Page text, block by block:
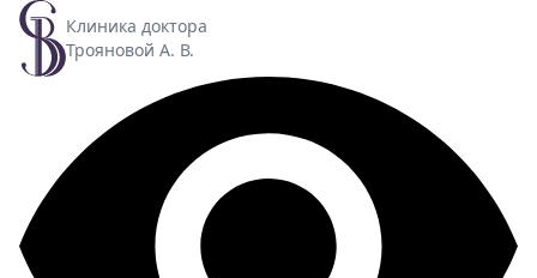
Клиника доктора
Трояновой А. В.